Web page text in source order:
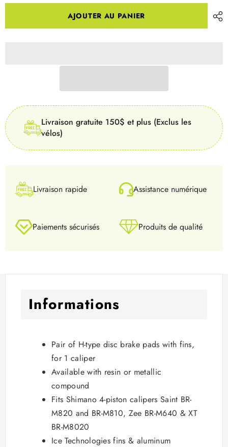
FREINAJOUTER AU PANIER
Livraison gratuite 150$ et plus (Exclus les
vélos)
Livraison rapide Assistance numérique
Paiements sécurisés Produits de qualité
Informations
Pair of H-type disc brake pads with fins,
for 1 caliper
Available with resin or metallic
compound
Fits Shimano 4-piston calipers Saint BR-
M820 and BR-M810, Zee BR-M640 & XT
BR-M8020
Ice Technologies fins & aluminum